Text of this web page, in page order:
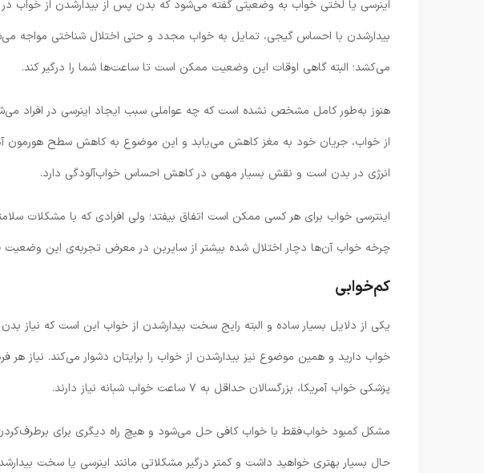
اینرسی یا لختی خواب به وضعیتی گفته می‌شود که بدن پس از بیدارشدن از خواب
می‌کشد؛ البته گاهی اوقات این وضعیت ممکن است تا ساعت‌ها شما را درگیر کند.
هنوز به‌طور کامل مشخص نشده است که چه عواملی سبب ایجاد اینرسی در افراد
از خواب، جریان خود به مغز کاهش می‌یابد و این موضوع به کاهش سطح هورمون
انرژی در بدن است و نقش بسیار مهمی در کاهش احساس خواب‌آلودگی دارد.
اینترسی خواب برای هر کسی ممکن است اتفاق بیفتد؛ ولی افرادی که با مشکلات
چرخه خواب آن‌ها دچار اختلال شده بیشتر از سایرین در معرض تجربه‌ی این وضعیت
کم‌خوابی
یکی از دلایل بسیار ساده و البته رایج سخت بیدارشدن از خواب این است که نیاز
خواب دارید و همین موضوع نیز بیدارشدن از خواب را برایتان دشوار می‌کند. نیاز هر
پزشکی خواب آمریکا، بزرگسالان حداقل به ۷ ساعت خواب شبانه نیاز دارند.
مشکل کمبود خواب فقط با خواب کافی حل می‌شود و هیچ راه دیگری برای
حال بسیار بهتری خواهید داشت و کمتر درگیر مشکلاتی مانند اینرسی یا سخت